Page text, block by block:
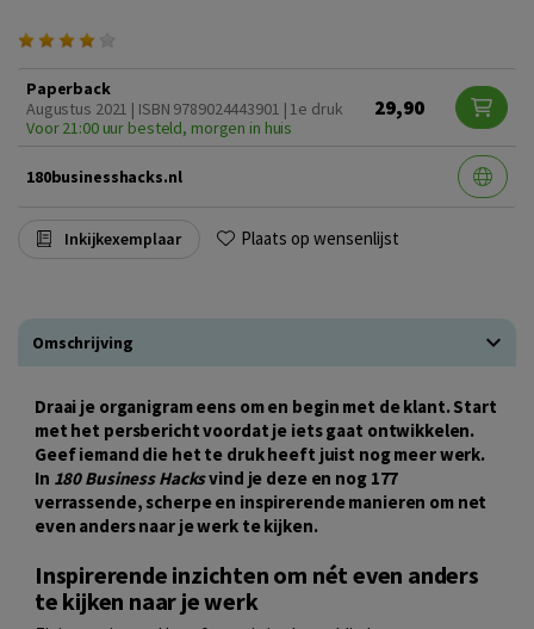
Paperback
Augustus 2021 | ISBN 9789024443901 | 1e druk
Voor 21:00 uur besteld, morgen in huis
29,90
180businesshacks.nl
Inkijkexemplaar Plaats op wensenlijst
Omschrijving
Draai je organigram eens om en begin met de klant. Start
met het persbericht voordat je iets gaat ontwikkelen.
Geef iemand die het te druk heeft juist nog meer werk.
In 180 Business Hacksvind je deze en nog 177
verrassende, scherpe en inspirerende manieren om net
even anders naar je werk te kijken.
Inspirerende inzichten om nét even anders
te kijken naar je werk